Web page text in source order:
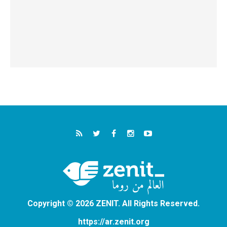
Copyright © 2026 ZENIT. All Rights Reserved.
https://ar.zenit.org